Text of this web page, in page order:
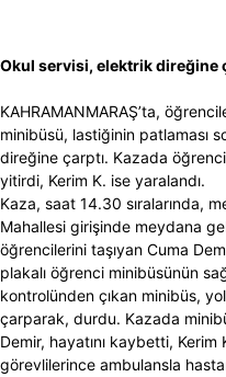
Okul servisi, elektrik direğine
KAHRAMANMARAŞ’ta,
minibüsü, lastiğinin patlaması
direğine çarptı. Kazada
yitirdi, Kerim K. ise yaralandı.
Kaza, saat 14.30 sıralarında,
Mahallesi girişinde meydana
öğrencilerini taşıyan Cuma
plakalı öğrenci minibüsünün
kontrolünden çıkan minibüs,
çarparak, durdu. Kazada
Demir, hayatını kaybetti,
görevlilerince ambulansla